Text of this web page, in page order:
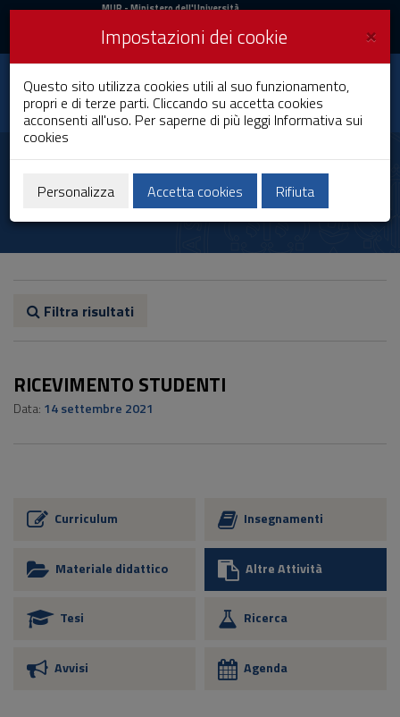
Vai
al
navigazione
sito
Footer
MIUR
Accedi
MUR- Ministero dell'Università
Accedi UniCA News
Toggle
navigation
Università degli
Studi di Cagliari
Filtra risultati
RICEVIMENTO STUDENTI
Data: 14 settembre 2021
Curriculum Insegnamenti
Materiale didattico Altre Attività
Tesi Ricerca
Avvisi Agenda
×
Impostazioni dei cookie
Questo sito utilizza cookies utili al suo funzionamento,
propri e di terze parti. Cliccando su accetta cookies
acconsenti all'uso. Per saperne di più leggi Informativa sui
cookies
Personalizza Accetta cookies Rifiuta